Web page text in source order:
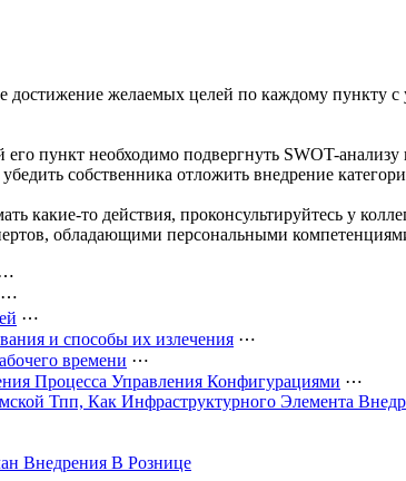
достижение желаемых целей по каждому пункту
пункт необходимо подвергнуть SWOT-
собственника отложить внедрение
какие-то действия, проконсультируйтесь у
обладающими персональными
⋯
⋯
и способы их излечения ⋯
времени ⋯
Процесса Управления Конфигурациями ⋯
Тпп, Как Инфраструктурного Элемента
Внедрения В Рознице